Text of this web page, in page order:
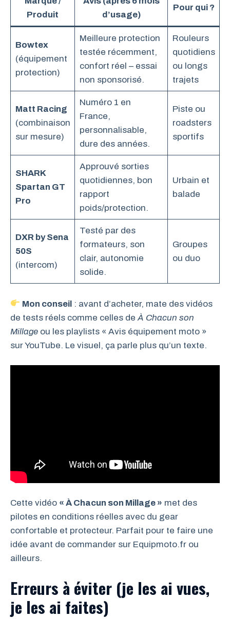
Produit
d’usage)
Pour qui ?
Bowtex
(équipement
protection)
Meilleure protection
testée récemment,
confort réel – essai
non sponsorisé.
Rouleurs
quotidiens
ou longs
trajets
Matt Racing
(combinaison
sur mesure)
Numéro 1 en
France,
personnalisable,
dure des années.
Piste ou
roadsters
sportifs
SHARK
Spartan GT
Pro
Approuvé sorties
quotidiennes, bon
rapport
poids/protection.
Urbain et
balade
DXR by Sena
50S
(intercom)
Testé par des
formateurs, son
clair, autonomie
solide.
Groupes
ou duo
Mon conseil : avant d’acheter, mate des vidéos
de tests réels comme celles de À Chacun son
Millage ou les playlists « Avis équipement moto »
sur YouTube. Le visuel, ça parle plus qu’un texte.
Cette vidéo « À Chacun son Millage » met des
pilotes en conditions réelles avec du gear
confortable et protecteur. Parfait pour te faire une
idée avant de commander sur Equipmoto.fr ou
ailleurs.
Erreurs à éviter (je les ai vues,
je les ai faites)